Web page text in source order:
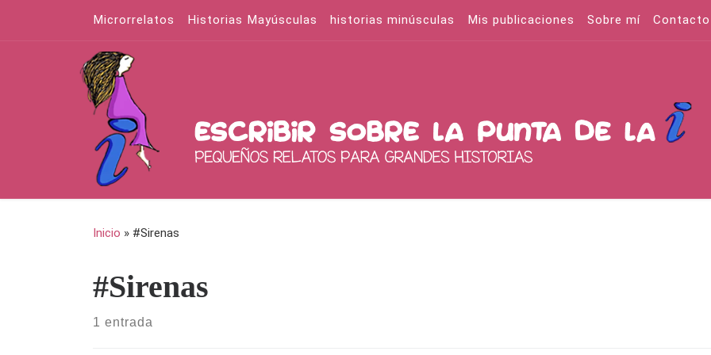
Saltar al contenido
Microrrelatos Historias Mayúsculas historias minúsculas Mis publicaciones Sobre mí Contacto
Inicio » #Sirenas
#Sirenas
1 entrada